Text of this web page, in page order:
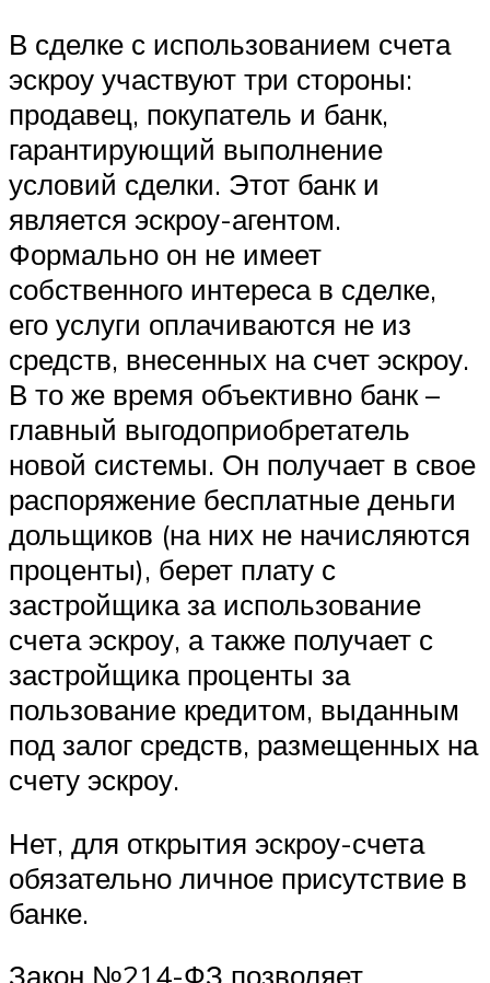
В сделке с использованием счета
эскроу участвуют три стороны:
продавец, покупатель и банк,
гарантирующий выполнение
условий сделки. Этот банк и
является эскроу-агентом.
Формально он не имеет
собственного интереса в сделке,
его услуги оплачиваются не из
средств, внесенных на счет эскроу.
В то же время объективно банк –
главный выгодоприобретатель
новой системы. Он получает в свое
распоряжение бесплатные деньги
дольщиков (на них не начисляются
проценты), берет плату с
застройщика за использование
счета эскроу, а также получает с
застройщика проценты за
пользование кредитом, выданным
под залог средств, размещенных на
счету эскроу.
Нет, для открытия эскроу-счета
обязательно личное присутствие в
банке.
Закон №214-ФЗ позволяет